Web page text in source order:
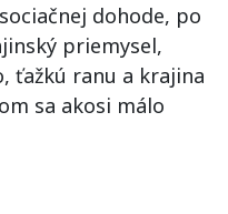
dohode, po
priemysel,
ťažkú ranu a krajina
sa akosi málo